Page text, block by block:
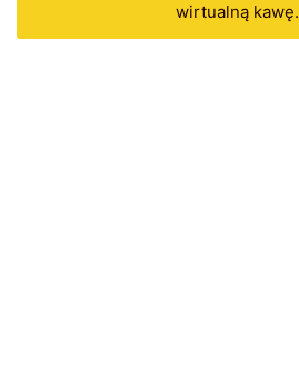
wirtualną kawę.